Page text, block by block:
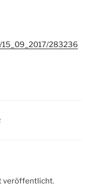
e
dl
y
283236
veröffentlicht.